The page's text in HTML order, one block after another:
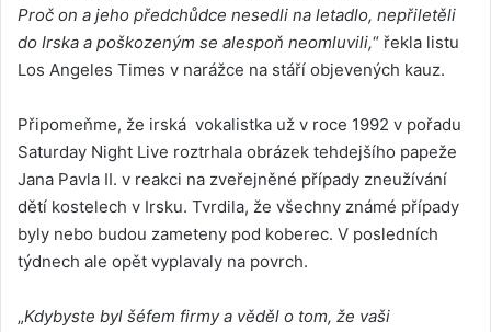
Proč on a jeho předchůdce nesedli na letadlo, nepřiletěli
do Irska a poškozeným se alespoň neomluvili,“ řekla listu
Los Angeles Times v narážce na stáří objevených kauz.
Připomeňme, že irská vokalistka už v roce 1992 v pořadu
Saturday Night Live roztrhala obrázek tehdejšího papeže
Jana Pavla II. v reakci na zveřejněné případy zneužívání
dětí kostelech v Irsku. Tvrdila, že všechny známé případy
byly nebo budou zameteny pod koberec. V posledních
týdnech ale opět vyplavaly na povrch.
„Kdybyste byl šéfem firmy a věděl o tom, že vaši